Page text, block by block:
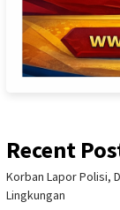
Recent
Korban Lapor Polisi,
Lingkungan